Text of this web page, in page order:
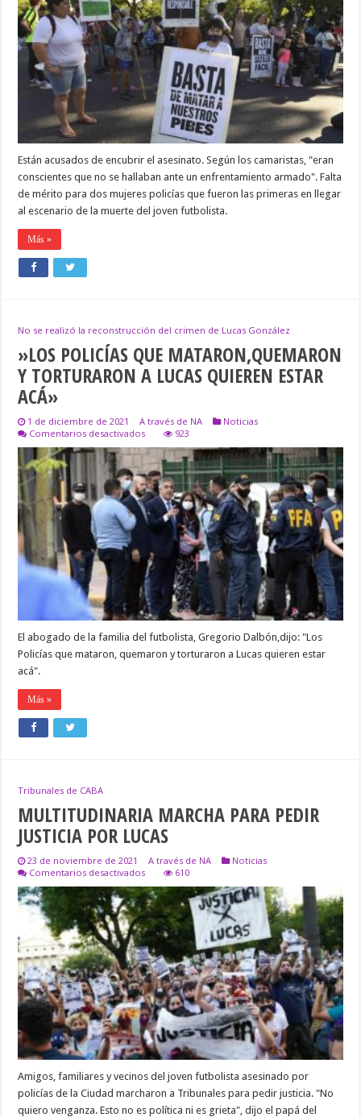
CUATRO
POLICÍAS
POR
EL
CRIMEN
LUCAS
GONZÁLEZ
Están acusados de encubrir el asesinato. Según los camaristas, "eran
conscientes que no se hallaban ante un enfrentamiento armado". Falta
de mérito para dos mujeres policías que fueron las primeras en llegar
al escenario de la muerte del joven futbolista.
Más »
No se realizó la reconstrucción del crimen de Lucas González
»LOS POLICÍAS QUE MATARON,QUEMARON
Y TORTURARON A LUCAS QUIEREN ESTAR
ACÁ»
1 de diciembre de 2021 A través de NA
Noticias
Comentarios desactivadosen
»LOS
POLICÍAS
QUE
MATARON,QUEMARON
Y
TORTURARON
A
QUIEREN
ESTAR
ACÁ»
923
El abogado de la familia del futbolista, Gregorio Dalbón,dijo: "Los
Policías que mataron, quemaron y torturaron a Lucas quieren estar
acá".
Más »
Tribunales de CABA
MULTITUDINARIA MARCHA PARA PEDIR
JUSTICIA POR LUCAS
23 de noviembre de 2021 A través de NA
Noticias
Comentarios desactivadosen
MULTITUDINARIA
MARCHA
PARA
PEDIR
JUSTICIA
POR
LUCAS
610
Amigos, familiares y vecinos del joven futbolista asesinado por
policías de la Ciudad marcharon a Tribunales para pedir justicia. "No
quiero venganza. Esto no es política ni es grieta", dijo el papá del